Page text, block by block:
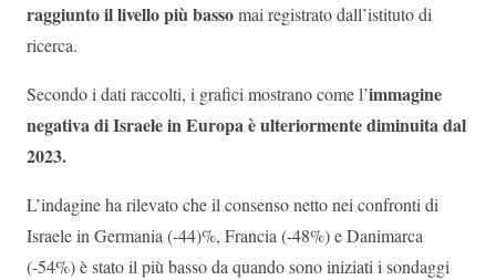
raggiunto il livello più bassomai registrato dall’istituto di
ricerca.
Secondo i dati raccolti, i grafici mostrano come l’immagine
negativa di Israele in Europa è ulteriormente diminuita dal
2023.
L’indagine ha rilevato che il consenso netto nei confronti di
Israele in Germania (-44)%, Francia (-48%) e Danimarca
(-54%) è stato il più basso da quando sono iniziati i sondaggi